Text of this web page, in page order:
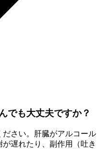
でも大丈夫ですか？
さい。肝臓がアルコール
遅れたり、副作用（吐き